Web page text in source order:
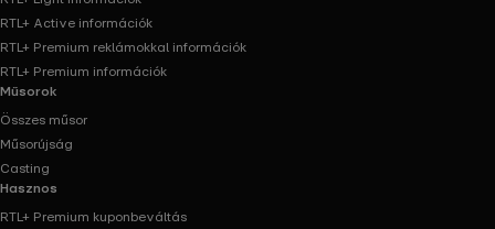
RTL+ Active információk
RTL+ Premium reklámokkal információk
RTL+ Premium információk
Műsorok
Összes műsor
Műsorújság
Casting
Hasznos
RTL+ Premium kuponbeváltás